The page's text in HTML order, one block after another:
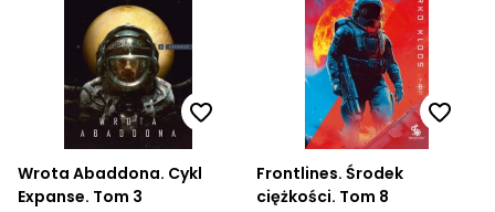
Wrota Abaddona. Cykl
Expanse. Tom 3
Frontlines. Środek
ciężkości. Tom 8